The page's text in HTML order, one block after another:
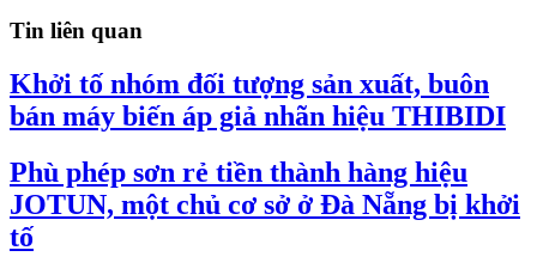
Tin liên quan
Khởi tố nhóm đối tượng sản xuất, buôn
bán máy biến áp giả nhãn hiệu THIBIDI
Phù phép sơn rẻ tiền thành hàng hiệu
JOTUN, một chủ cơ sở ở Đà Nẵng bị khởi
tố